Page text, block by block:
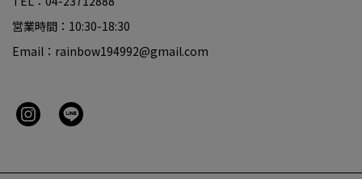
営業時間：10:30-18:30
Email：rainbow194992@gmail.com